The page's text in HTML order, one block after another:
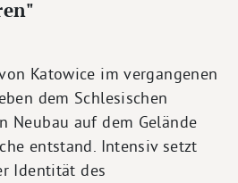
Katowice im vergangenen
dem Schlesischen
Neubau auf dem Gelände
entstand. Intensiv setzt
Identität des